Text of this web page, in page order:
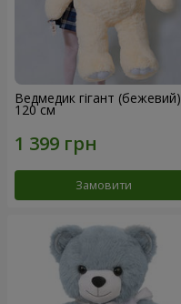
Ведмедик гігант (бежевий)
120 см
Замовити